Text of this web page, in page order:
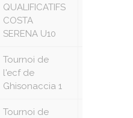
QUALIFICATIFS
COSTA
SERENA U10
Tournoi de
l'ecf de
Ghisonaccia 1
Tournoi de